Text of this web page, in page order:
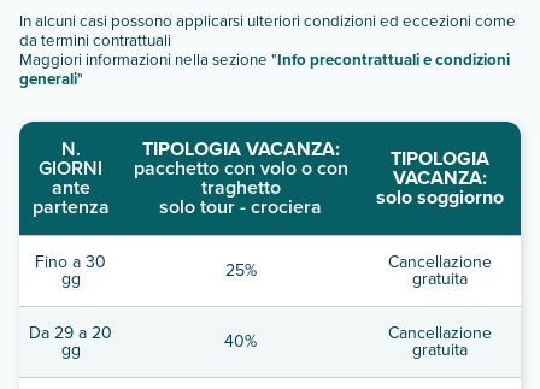
In alcuni casi possono applicarsi ulteriori condizioni ed eccezioni come
da termini contrattuali
Maggiori informazioni nella sezione "Info precontrattuali e condizioni
generali"
N.
GIORNI
ante
partenza
TIPOLOGIA VACANZA:
pacchetto con volo o con
traghetto
solo tour - crociera
TIPOLOGIA
VACANZA:
solo soggiorno
Fino a 30
gg 25% Cancellazione
gratuita
Da 29 a 20
gg 40% Cancellazione
gratuita